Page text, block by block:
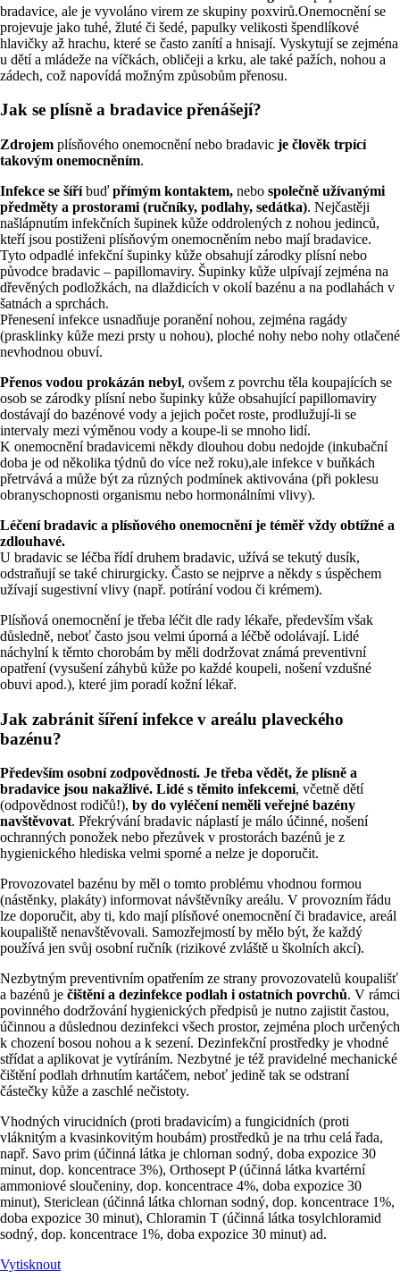
bradavice, ale je vyvoláno virem ze skupiny poxvirů.Onemocnění se
projevuje jako tuhé, žluté či šedé, papulky velikosti špendlíkové
hlavičky až hrachu, které se často zanítí a hnisají. Vyskytují se zejména
u dětí a mládeže na víčkách, obličeji a krku, ale také pažích, nohou a
zádech, což napovídá možným způsobům přenosu.
Jak se plísně a bradavice přenášejí?
Zdrojem plísňového onemocnění nebo bradavic je člověk trpící
takovým onemocněním.
Infekce se šíříbuď přímým kontaktem, nebo společně užívanými
předměty a prostorami (ručníky, podlahy, sedátka). Nejčastěji
našlápnutím infekčních šupinek kůže oddrolených z nohou jedinců,
kteří jsou postiženi plísňovým onemocněním nebo mají bradavice.
Tyto odpadlé infekční šupinky kůže obsahují zárodky plísní nebo
původce bradavic – papillomaviry. Šupinky kůže ulpívají zejména na
dřevěných podložkách, na dlaždicích v okolí bazénu a na podlahách v
šatnách a sprchách.
Přenesení infekce usnadňuje poranění nohou, zejména ragády
(prasklinky kůže mezi prsty u nohou), ploché nohy nebo nohy otlačené
nevhodnou obuví.
Přenos vodou prokázán nebyl, ovšem z povrchu těla koupajících se
osob se zárodky plísní nebo šupinky kůže obsahující papillomaviry
dostávají do bazénové vody a jejich počet roste, prodlužují-li se
intervaly mezi výměnou vody a koupe-li se mnoho lidí.
K onemocnění bradavicemi někdy dlouhou dobu nedojde (inkubační
doba je od několika týdnů do více než roku),ale infekce v buňkách
přetrvává a může být za různých podmínek aktivována (při poklesu
obranyschopnosti organismu nebo hormonálními vlivy).
Léčení bradavic a plísňového onemocnění je téměř vždy obtížné a
zdlouhavé.
U bradavic se léčba řídí druhem bradavic, užívá se tekutý dusík,
odstraňují se také chirurgicky. Často se nejprve a někdy s úspěchem
užívají sugestivní vlivy (např. potírání vodou či krémem).
Plísňová onemocnění je třeba léčit dle rady lékaře, především však
důsledně, neboť často jsou velmi úporná a léčbě odolávají. Lidé
náchylní k těmto chorobám by měli dodržovat známá preventivní
opatření (vysušení záhybů kůže po každé koupeli, nošení vzdušné
obuvi apod.), které jim poradí kožní lékař.
Jak zabránit šíření infekce v areálu plaveckého
bazénu?
Především osobní zodpovědností. Je třeba vědět, že plísně a
bradavice jsou nakažlivé. Lidé s těmito infekcemi, včetně dětí
(odpovědnost rodičů!), by do vyléčení neměli veřejné bazény
navštěvovat. Překrývání bradavic náplastí je málo účinné, nošení
ochranných ponožek nebo přezůvek v prostorách bazénů je z
hygienického hlediska velmi sporné a nelze je doporučit.
Provozovatel bazénu by měl o tomto problému vhodnou formou
(nástěnky, plakáty) informovat návštěvníky areálu. V provozním řádu
lze doporučit, aby ti, kdo mají plísňové onemocnění či bradavice, areál
koupaliště nenavštěvovali. Samozřejmostí by mělo být, že každý
používá jen svůj osobní ručník (rizikové zvláště u školních akcí).
Nezbytným preventivním opatřením ze strany provozovatelů koupališť
a bazénů je čištění a dezinfekce podlah i ostatních povrchů. V rámci
povinného dodržování hygienických předpisů je nutno zajistit častou,
účinnou a důslednou dezinfekci všech prostor, zejména ploch určených
k chození bosou nohou a k sezení. Dezinfekční prostředky je vhodné
střídat a aplikovat je vytíráním. Nezbytné je též pravidelné mechanické
čištění podlah drhnutím kartáčem, neboť jedině tak se odstraní
částečky kůže a zaschlé nečistoty.
Vhodných virucidních (proti bradavicím) a fungicidních (proti
vláknitým a kvasinkovitým houbám) prostředků je na trhu celá řada,
např. Savo prim (účinná látka je chlornan sodný, doba expozice 30
minut, dop. koncentrace 3%), Orthosept P (účinná látka kvartérní
ammoniové sloučeniny, dop. koncentrace 4%, doba expozice 30
minut), Stericlean (účinná látka chlornan sodný, dop. koncentrace 1%,
doba expozice 30 minut), Chloramin T (účinná látka tosylchloramid
sodný, dop. koncentrace 1%, doba expozice 30 minut) ad.
Vytisknout